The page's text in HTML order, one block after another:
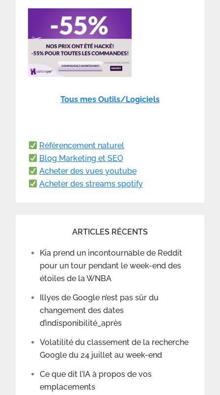
Tous mes Outils/Logiciels
Référencement naturel
Blog Marketing et SEO
Acheter des vues youtube
Acheter des streams spotify
ARTICLES RÉCENTS
Kia prend un incontournable de Reddit
pour un tour pendant le week-end des
étoiles de la WNBA
Illyes de Google n’est pas sûr du
changement des dates
d’indisponibilité_après
Volatilité du classement de la recherche
Google du 24 juillet au week-end
Ce que dit l’IA à propos de vos
emplacements